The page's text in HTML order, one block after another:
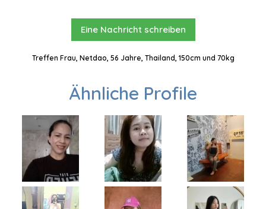
Eine Nachricht schreiben
Treffen Frau, Netdao, 56 Jahre, Thailand, 150cm und 70kg
Ähnliche Profile